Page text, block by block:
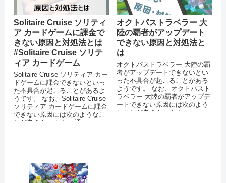
Solitaire Cruise ソリティ
ア カードゲームに課金で
きない原因と対処法とは
#Solitaire Cruise ソリテ
ィア カードゲーム
Solitaire Cruise ソリティア カー
ドゲームに課金できないといっ
た不具合が起こることがあるよ
うです。 なお、Solitaire Cruise
ソリティア カードゲームに課金
できない原因には次のようなこ
とが考えられます。 通...
オクトパストラベラー 大
陸の覇者がアップデート
できない原因と対処法と
は
オクトパストラベラー 大陸の覇
者がアップデートできないとい
った不具合が起こることがある
ようです。 なお、オクトパスト
ラベラー 大陸の覇者がアップデ
ートできない原因には次のよう
なことが考えられます。